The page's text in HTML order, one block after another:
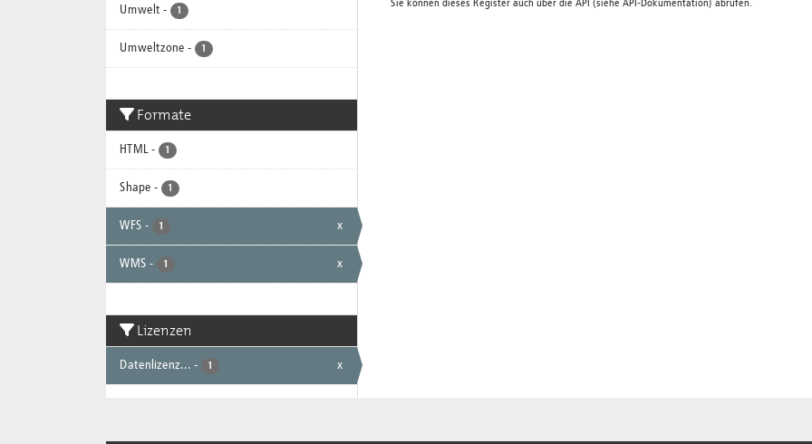
Umwelt - 1
Umweltzone - 1
Formate
HTML - 1
Shape - 1
WFS - 1 x
WMS - 1 x
Lizenzen
Datenlizenz... - 1 x
Sie können dieses Register auch über die API (siehe API-Dokumentation) abrufen.